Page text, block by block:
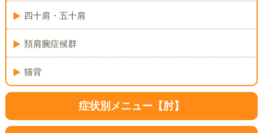
四十肩・五十肩
頚肩腕症候群
猫背
症状別メニュー【肘】